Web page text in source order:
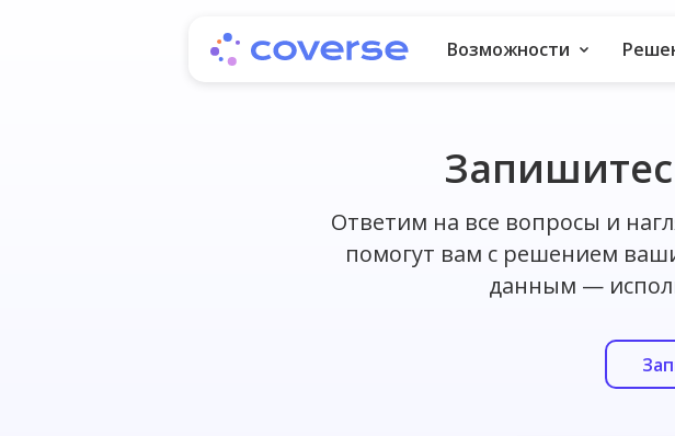
Возможности
Ответим на все вопросы и
помогут вам с решением
данным —